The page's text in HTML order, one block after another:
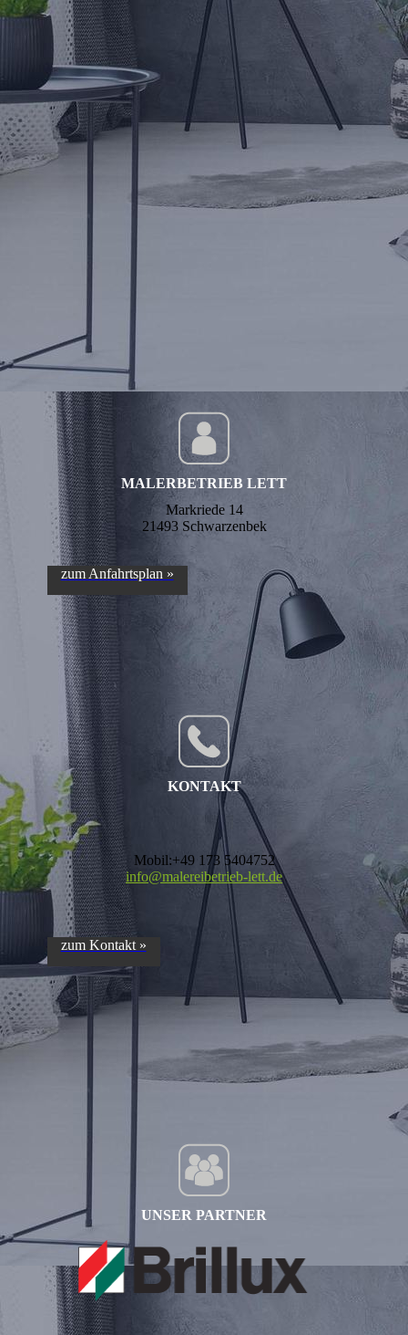
MALERBETRIEB LETT
Markriede 14
21493 Schwarzenbek
zum Anfahrtsplan »
KONTAKT
Mobil:+49 173 5404752
info@malereibetrieb-lett.de
zum Kontakt »
UNSER PARTNER